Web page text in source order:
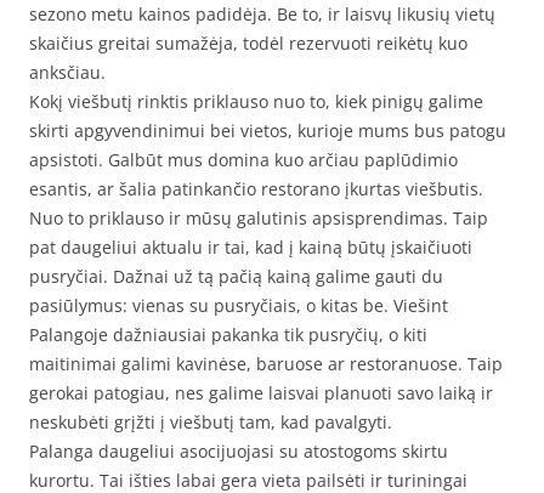
sezono metu kainos padidėja. Be to, ir laisvų likusių vietų
skaičius greitai sumažėja, todėl rezervuoti reikėtų kuo
anksčiau.
Kokį viešbutį rinktis priklauso nuo to, kiek pinigų galime
skirti apgyvendinimui bei vietos, kurioje mums bus patogu
apsistoti. Galbūt mus domina kuo arčiau paplūdimio
esantis, ar šalia patinkančio restorano įkurtas viešbutis.
Nuo to priklauso ir mūsų galutinis apsisprendimas. Taip
pat daugeliui aktualu ir tai, kad į kainą būtų įskaičiuoti
pusryčiai. Dažnai už tą pačią kainą galime gauti du
pasiūlymus: vienas su pusryčiais, o kitas be. Viešint
Palangoje dažniausiai pakanka tik pusryčių, o kiti
maitinimai galimi kavinėse, baruose ar restoranuose. Taip
gerokai patogiau, nes galime laisvai planuoti savo laiką ir
neskubėti grįžti į viešbutį tam, kad pavalgyti.
Palanga daugeliui asocijuojasi su atostogoms skirtu
kurortu. Tai išties labai gera vieta pailsėti ir turiningai